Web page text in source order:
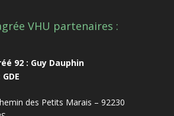
VHU partenaires :
92 : Guy Dauphin
des Petits Marais – 92230